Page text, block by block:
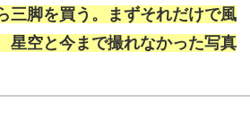
三脚を買う。まずそれだけで風
星空と今まで撮れなかった写真